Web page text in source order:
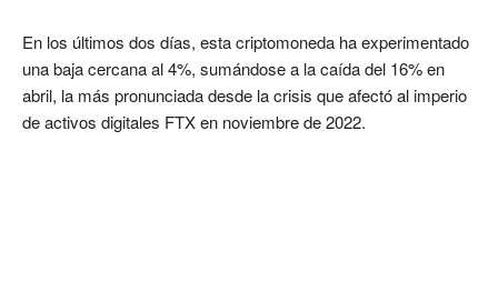
En los últimos dos días, esta criptomoneda ha experimentado
una baja cercana al 4%, sumándose a la caída del 16% en
abril, la más pronunciada desde la crisis que afectó al imperio
de activos digitales FTX en noviembre de 2022.